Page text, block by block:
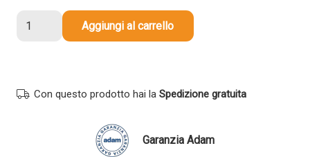
TK-
Aggiungi al carrello
Con questo prodotto hai la Spedizione gratuita
Garanzia Adam